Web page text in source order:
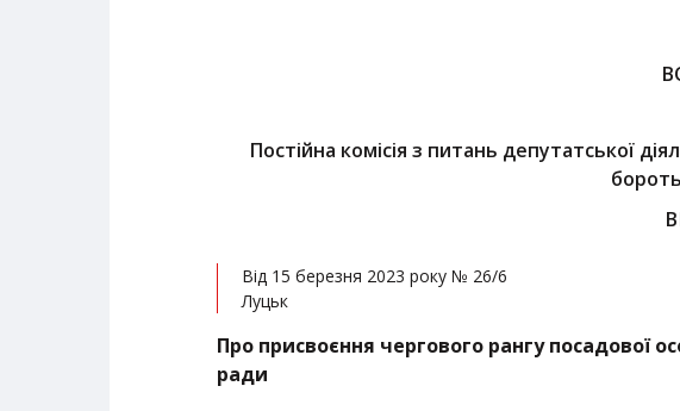
Постійна комісія з питань депутатської
Від 15 березня 2023 року № 26/6
Луцьк
Про присвоєння чергового рангу посадової
ради